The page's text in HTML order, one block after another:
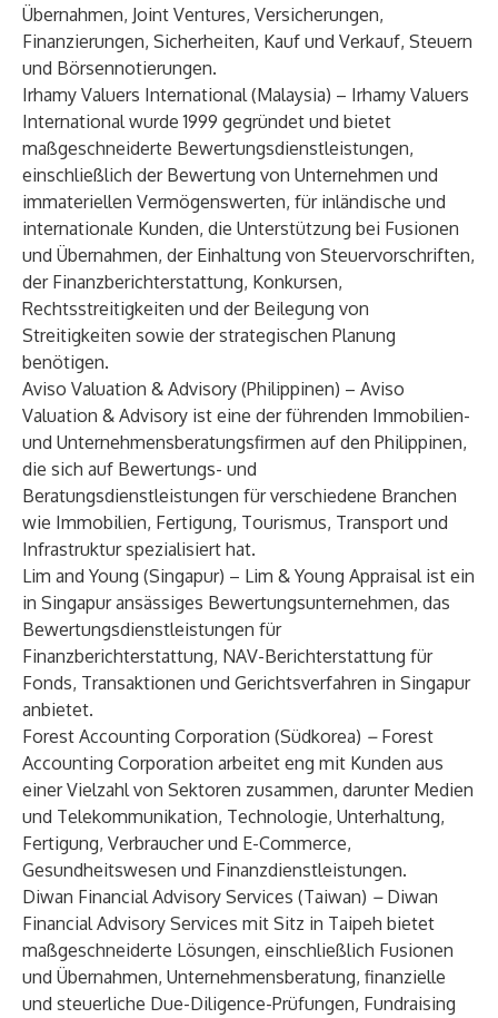
Übernahmen, Joint Ventures, Versicherungen,
Finanzierungen, Sicherheiten, Kauf und Verkauf, Steuern
und Börsennotierungen.
Irhamy Valuers International(Malaysia) – Irhamy Valuers
International wurde 1999 gegründet und bietet
maßgeschneiderte Bewertungsdienstleistungen,
einschließlich der Bewertung von Unternehmen und
immateriellen Vermögenswerten, für inländische und
internationale Kunden, die Unterstützung bei Fusionen
und Übernahmen, der Einhaltung von Steuervorschriften,
der Finanzberichterstattung, Konkursen,
Rechtsstreitigkeiten und der Beilegung von
Streitigkeiten sowie der strategischen Planung
benötigen.
Aviso Valuation & Advisory (Philippinen) – Aviso
Valuation & Advisory ist eine der führenden Immobilien-
und Unternehmensberatungsfirmen auf den Philippinen,
die sich auf Bewertungs- und
Beratungsdienstleistungen für verschiedene Branchen
wie Immobilien, Fertigung, Tourismus, Transport und
Infrastruktur spezialisiert hat.
Lim and Young (Singapur) – Lim & Young Appraisal ist ein
in Singapur ansässiges Bewertungsunternehmen, das
Bewertungsdienstleistungen für
Finanzberichterstattung, NAV-Berichterstattung für
Fonds, Transaktionen und Gerichtsverfahren in Singapur
anbietet.
Forest Accounting Corporation (Südkorea) –Forest
Accounting Corporation arbeitet eng mit Kunden aus
einer Vielzahl von Sektoren zusammen, darunter Medien
und Telekommunikation, Technologie, Unterhaltung,
Fertigung, Verbraucher und E-Commerce,
Gesundheitswesen und Finanzdienstleistungen.
Diwan Financial Advisory Services (Taiwan) –Diwan
Financial Advisory Services mit Sitz in Taipeh bietet
maßgeschneiderte Lösungen, einschließlich Fusionen
und Übernahmen, Unternehmensberatung, finanzielle
und steuerliche Due-Diligence-Prüfungen, Fundraising